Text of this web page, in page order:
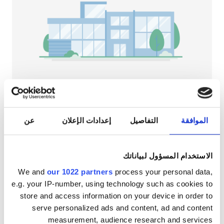
الموافقة التفاصيل إعدادات الإعلان عن
الاستخدام المسؤول لبياناتك
We and our 1022 partners process your personal data,
e.g. your IP-number, using technology such as cookies to
store and access information on your device in order to
serve personalized ads and content, ad and content
measurement, audience research and services
مرضى مصابين بفيروس نقص المناعة البشرية
مرضى مصابين بالتهاب الكبد B
مرضى مصابين بالتهاب الكبد C
المرطبات
شبكة واي فاي مجانيّة
شاشات تلفزيون
انتقالات مجانية
NephroPlus at Medico Multi Speciality
Hospital Pvt. Ltd
سوريندرانجار, الهند
٣٫٣٥ كم من مركز المدينة
المرطبات شبكة واي فاي مجانيّة
لكل علاج
غسيل الدم ٧٩ €
غسيل وترشيح الدم ٨٩ €
حجز مبدئي